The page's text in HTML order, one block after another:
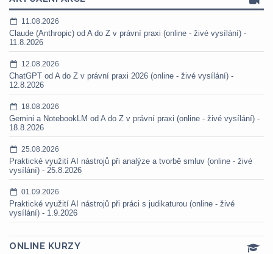
11.08.2026
Claude (Anthropic) od A do Z v právní praxi (online - živé vysílání) -
11.8.2026
12.08.2026
ChatGPT od A do Z v právní praxi 2026 (online - živé vysílání) -
12.8.2026
18.08.2026
Gemini a NotebookLM od A do Z v právní praxi (online - živé vysílání) -
18.8.2026
25.08.2026
Praktické využití AI nástrojů při analýze a tvorbě smluv (online - živé
vysílání) - 25.8.2026
01.09.2026
Praktické využití AI nástrojů při práci s judikaturou (online - živé
vysílání) - 1.9.2026
ONLINE KURZY